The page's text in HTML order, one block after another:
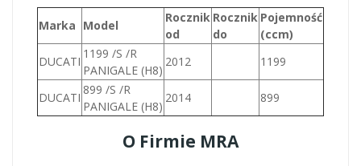
Marka Model
Rocznik
od
Rocznik
do
Pojemność
(ccm)
DUCATI
1199 /S /R
PANIGALE (H8)
2012 1199
DUCATI
899 /S /R
PANIGALE (H8)
2014 899
O Firmie MRA